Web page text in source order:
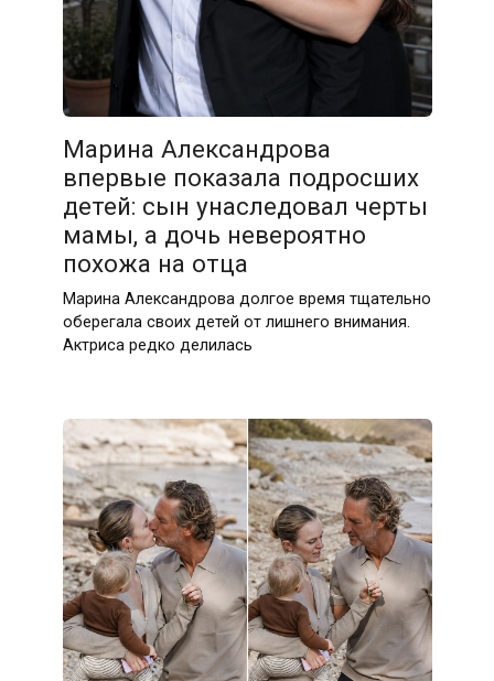
Марина Александрова
впервые показала подросших
детей: сын унаследовал черты
мамы, а дочь невероятно
похожа на отца
Марина Александрова долгое время тщательно
оберегала своих детей от лишнего внимания.
Актриса редко делилась